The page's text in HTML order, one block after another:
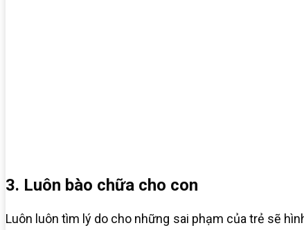
3. Luôn bào chữa cho con
Luôn luôn tìm lý do cho những sai phạm của trẻ sẽ